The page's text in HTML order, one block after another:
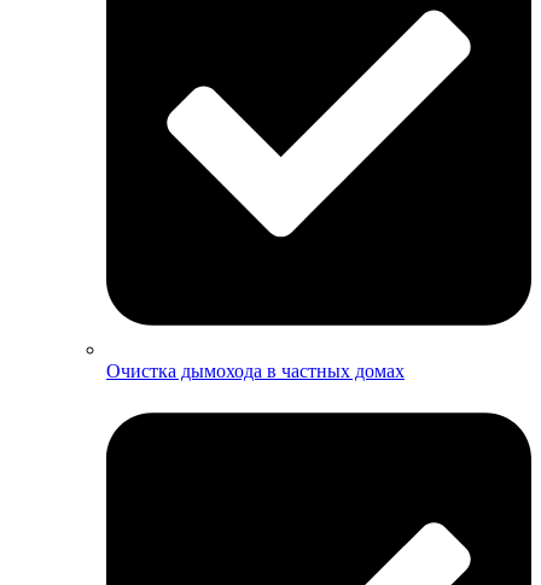
Очистка дымохода в частных домах